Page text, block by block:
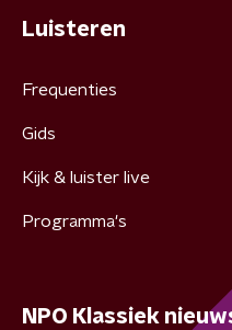
Luisteren
Frequenties
Gids
Kijk & luister live
Programma's
NPO Klassiek